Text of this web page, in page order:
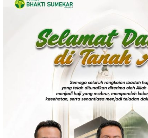
Wisata
Olahraga
Birokrasi